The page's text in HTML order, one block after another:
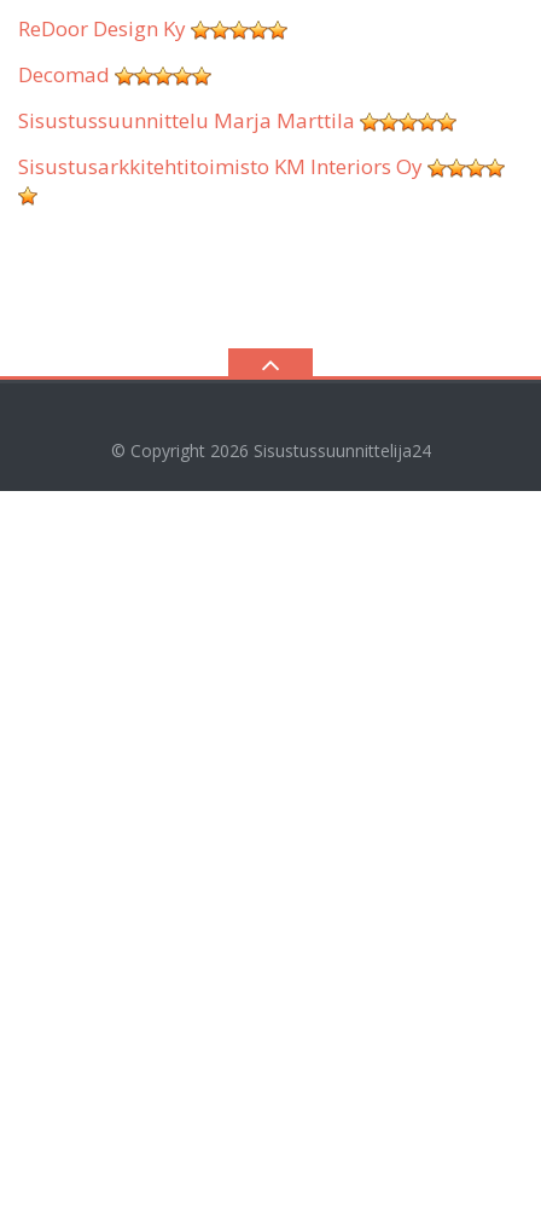
ReDoor Design Ky
Decomad
Sisustussuunnittelu Marja Marttila
Sisustusarkkitehtitoimisto KM Interiors Oy
© Copyright 2026 Sisustussuunnittelija24